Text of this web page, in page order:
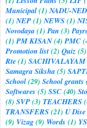
Municipal(1) NADU-
(1) NEP(1) NEWS(1)
Novodaya(1) Pan (3)
(1) PM KISAN(4) PMC
Promotion list(2) Quiz(5)
Rte(1) SACHIVALAYAM
Samagra Siksha(5)
School(29) School grants
Softwares (5) SSC(40)
(8) SVP(3) TEACHERS
TRANSFERS(21) U Dise
(9) Vizag(9) Words (1)